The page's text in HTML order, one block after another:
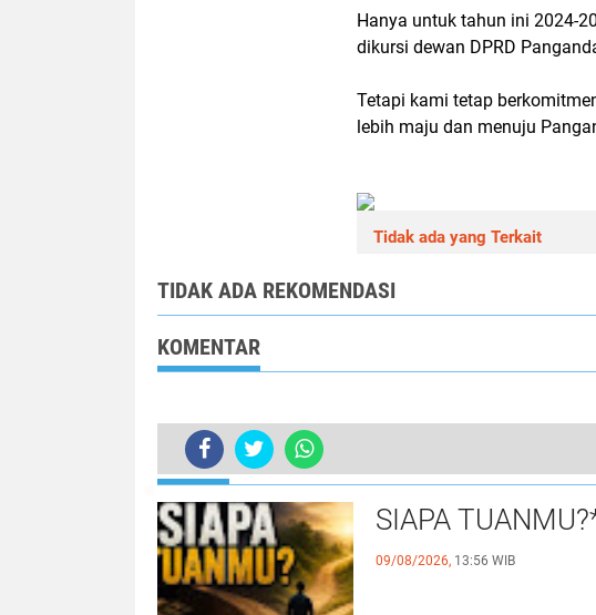
Hanya untuk tahun ini 2024-
dikursi dewan DPRD
Tetapi kami tetap
lebih maju dan menuju
Tidak ada yang Terkait
TIDAK ADA REKOMENDASI
KOMENTAR
Konsolidasi politik anggota dprd kabupaten
TERKINI
SIAPA
09/08/2026, 13:56 WIB